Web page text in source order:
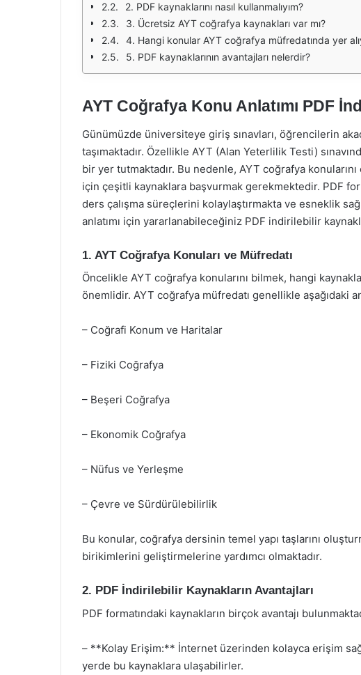
2. PDF kaynaklarını nasıl kullanmalıyım?
3. Ücretsiz AYT coğrafya kaynakları var mı?
4. Hangi konular AYT coğrafya müfredatında yer
5. PDF kaynaklarının avantajları nelerdir?
AYT Coğrafya Konu Anlatımı PDF
Günümüzde üniversiteye giriş sınavları, öğrencilerin
taşımaktadır. Özellikle AYT (Alan Yeterlilik Testi)
bir yer tutmaktadır. Bu nedenle, AYT coğrafya
için çeşitli kaynaklara başvurmak gerekmektedir. PDF
ders çalışma süreçlerini kolaylaştırmakta ve esneklik
anlatımı için yararlanabileceğiniz PDF indirilebilir
1. AYT Coğrafya Konuları ve Müfredatı
Öncelikle AYT coğrafya konularını bilmek, hangi
önemlidir. AYT coğrafya müfredatı genellikle aşağıdaki
– Coğrafi Konum ve Haritalar
– Fiziki Coğrafya
– Beşeri Coğrafya
– Ekonomik Coğrafya
– Nüfus ve Yerleşme
– Çevre ve Sürdürülebilirlik
Bu konular, coğrafya dersinin temel yapı taşlarını
birikimlerini geliştirmelerine yardımcı olmaktadır.
2. PDF İndirilebilir Kaynakların Avantajları
PDF formatındaki kaynakların birçok avantajı
– **Kolay Erişim:** İnternet üzerinden kolayca erişim
yerde bu kaynaklara ulaşabilirler.